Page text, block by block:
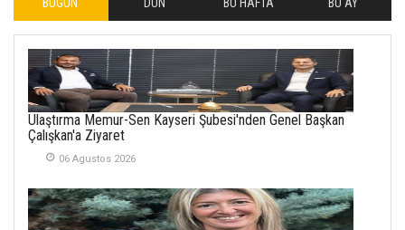
İLHAN YILMAZ
SOFRADA AYRIMCILIK
VAR
26 Subat 2026
METİN ERTEM
YENİ HİCRİ YIL VE
SEMRA ŞAHİN
BUGÜN DÜN BU HAFTA BU AY
Ulaştırma Memur-Sen Kayseri Şubesi'nden Genel Başkan
Çalışkan'a Ziyaret
06 Agustos 2026